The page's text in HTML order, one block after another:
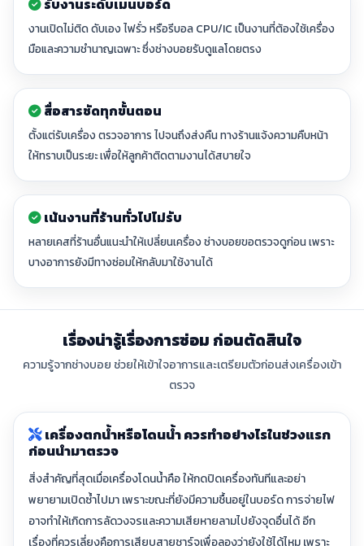
รับงานระดับเมนบอร์ด
งานเปิดไม่ติด ดับเอง ไฟรั่ว หรือรีบอล CPU/IC เป็นงานที่ต้องใช้เครื่อง
มือและความชำนาญเฉพาะ ซึ่งช่างบอยรับดูแลโดยตรง
สื่อสารชัดทุกขั้นตอน
ตั้งแต่รับเครื่อง ตรวจอาการ ไปจนถึงส่งคืน ทางร้านแจ้งความคืบหน้า
ให้ทราบเป็นระยะ เพื่อให้ลูกค้าติดตามงานได้สบายใจ
เน้นงานที่ร้านทั่วไปไม่รับ
หลายเคสที่ร้านอื่นแนะนำให้เปลี่ยนเครื่อง ช่างบอยขอตรวจดูก่อน เพราะ
บางอาการยังมีทางซ่อมให้กลับมาใช้งานได้
เรื่องน่ารู้เรื่องการซ่อม ก่อนตัดสินใจ
ความรู้จากช่างบอย ช่วยให้เข้าใจอาการและเตรียมตัวก่อนส่งเครื่องเข้า
ตรวจ
เครื่องตกน้ำหรือโดนน้ำ ควรทำอย่างไรในช่วงแรก
ก่อนนำมาตรวจ
สิ่งสำคัญที่สุดเมื่อเครื่องโดนน้ำคือ ให้กดปิดเครื่องทันทีและอย่า
พยายามเปิดซ้ำไปมา เพราะขณะที่ยังมีความชื้นอยู่ในบอร์ด การจ่ายไฟ
อาจทำให้เกิดการลัดวงจรและความเสียหายลามไปยังจุดอื่นได้ อีก
เรื่องที่ควรเลี่ยงคือการเสียบสายชาร์จเพื่อลองว่ายังใช้ได้ไหม เพราะ